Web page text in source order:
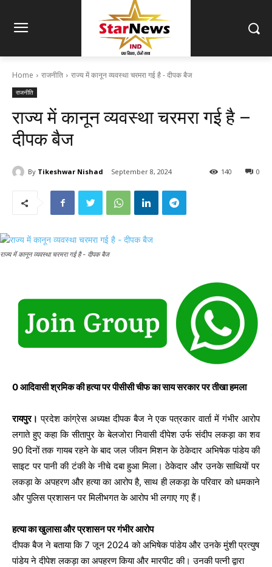
Home राजनीति राज्य में कानून व्यवस्था चरमरा गई है - दीपक बैज
राजनीति
राज्य में कानून व्यवस्था चरमरा गई है –
दीपक बैज
By Tikeshwar Nishad September 8, 2024 0
140
राज्य में कानून व्यवस्था चरमरा गई है - दीपक बैज
0 आदिवासी श्रमिक की हत्या पर पीसीसी चीफ का साय सरकार पर तीखा हमला
रायपुर। प्रदेश कांग्रेस अध्यक्ष दीपक बैज ने एक पत्रकार वार्ता में गंभीर आरोप
लगाते हुए कहा कि सीतापुर के बेलजोरा निवासी दीपेश उर्फ संदीप लकड़ा का शव
90 दिनों तक गायब रहने के बाद जल जीवन मिशन के ठेकेदार अभिषेक पांडेय की
साइट पर पानी की टंकी के नीचे दबा हुआ मिला। ठेकेदार और उनके साथियों पर
लकड़ा के अपहरण और हत्या का आरोप है, साथ ही लकड़ा के परिवार को धमकाने
और पुलिस प्रशासन पर मिलीभगत के आरोप भी लगाए गए हैं।
हत्या का खुलासा और प्रशासन पर गंभीर आरोप
दीपक बैज ने बताया कि 7 जून 2024 को अभिषेक पांडेय और उनके मुंशी प्रत्युष
पांडेय ने दीपेश लकड़ा का अपहरण किया और मारपीट की। उनकी पत्नी द्वारा